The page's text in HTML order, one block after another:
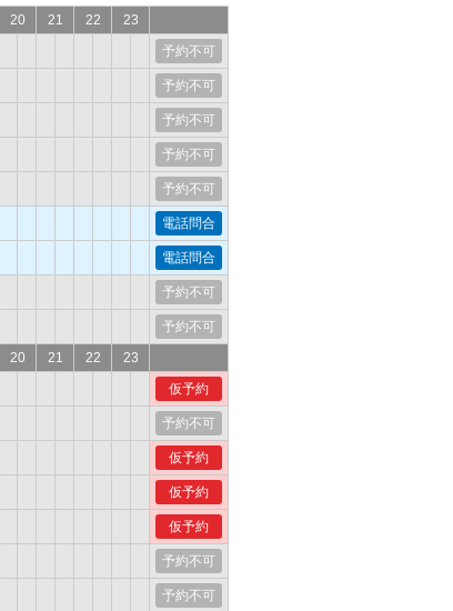
20 21 22
23
予約不可
予約不可
予約不可
予約不可
予約不可
電話問合
電話問合
予約不可
予約不可
20 21 22
23
仮予約
予約不可
仮予約
仮予約
仮予約
予約不可
予約不可